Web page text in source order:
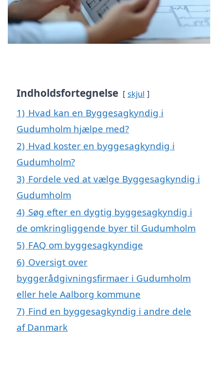
Indholdsfortegnelse skjul
1) Hvad kan en Byggesagkyndig i
Gudumholm hjælpe med?
2) Hvad koster en byggesagkyndig i
Gudumholm?
3) Fordele ved at vælge Byggesagkyndig i
Gudumholm
4) Søg efter en dygtig byggesagkyndig i
de omkringliggende byer til Gudumholm
5) FAQ om byggesagkyndige
6) Oversigt over
byggerådgivningsfirmaer i Gudumholm
eller hele Aalborg kommune
7) Find en byggesagkyndig i andre dele
af Danmark